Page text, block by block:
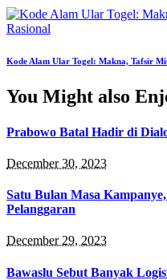
Kode Alam Ular Togel: Makna, Tafsir
You Might also
Prabowo Batal Hadir di
December 30, 2023
Satu Bulan Masa
Pelanggaran
December 29, 2023
Bawaslu Sebut Banyak